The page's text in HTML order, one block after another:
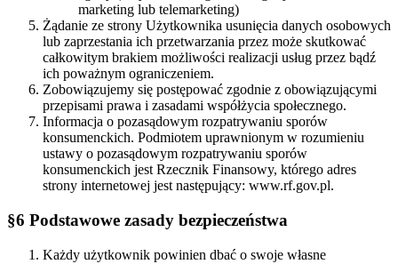
marketing lub telemarketing)
Żądanie ze strony Użytkownika usunięcia danych osobowych
lub zaprzestania ich przetwarzania przez może skutkować
całkowitym brakiem możliwości realizacji usług przez bądź
ich poważnym ograniczeniem.
Zobowiązujemy się postępować zgodnie z obowiązującymi
przepisami prawa i zasadami współżycia społecznego.
Informacja o pozasądowym rozpatrywaniu sporów
konsumenckich. Podmiotem uprawnionym w rozumieniu
ustawy o pozasądowym rozpatrywaniu sporów
konsumenckich jest Rzecznik Finansowy, którego adres
strony internetowej jest następujący: www.rf.gov.pl.
§6 Podstawowe zasady bezpieczeństwa
Każdy użytkownik powinien dbać o swoje własne